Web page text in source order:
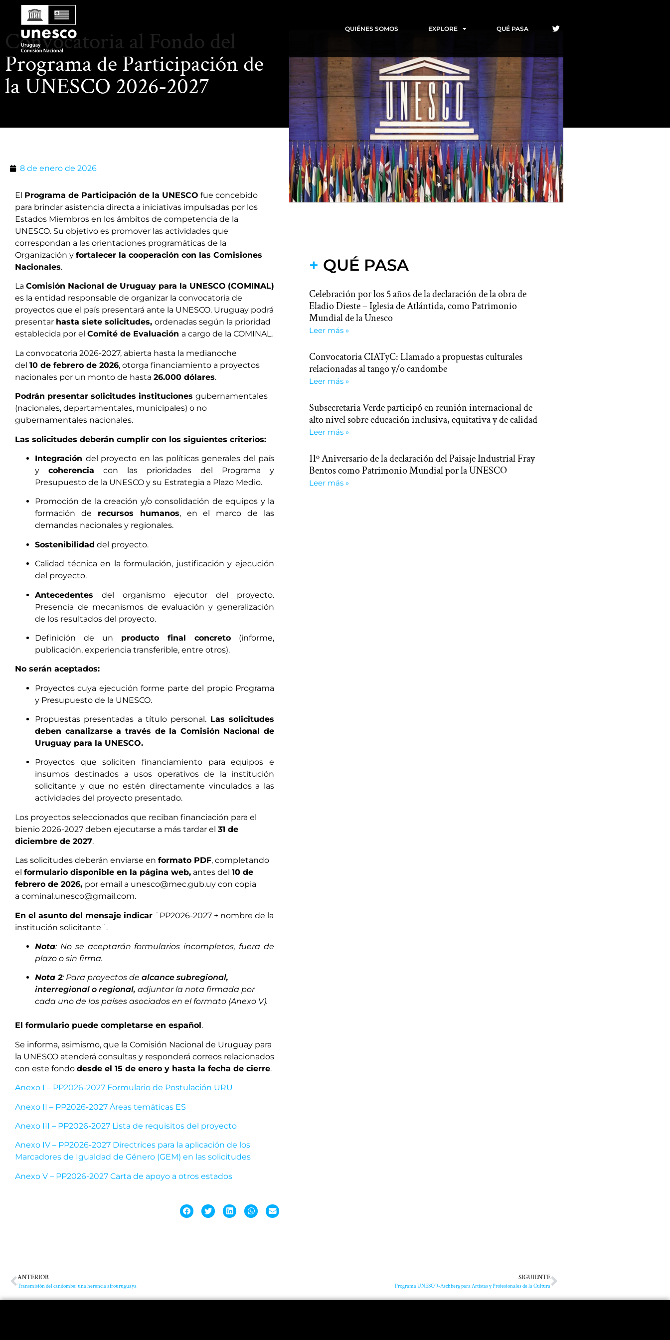
QUIÉNES SOMOS EXPLORE QUÉ PASA
Convocatoria al Fondo del
Programa de Participación de
la UNESCO 2026-2027
8 de enero de 2026
El Programa de Participación de la UNESCO fue concebido
para brindar asistencia directa a iniciativas impulsadas por los
Estados Miembros en los ámbitos de competencia de la
UNESCO. Su objetivo es promover las actividades que
correspondan a las orientaciones programáticas de la
Organización y fortalecer la cooperación con las Comisiones
Nacionales.
La Comisión Nacional de Uruguay para la UNESCO (COMINAL)
es la entidad responsable de organizar la convocatoria de
proyectos que el país presentará ante la UNESCO. Uruguay podrá
presentar hasta siete solicitudes, ordenadas según la prioridad
establecida por el Comité de Evaluación a cargo de la COMINAL.
La convocatoria 2026-2027, abierta hasta la medianoche
del 10 de febrero de 2026, otorga financiamiento a proyectos
nacionales por un monto de hasta 26.000 dólares.
Podrán presentar solicitudes instituciones gubernamentales
(nacionales, departamentales, municipales) o no
gubernamentales nacionales.
Las solicitudes deberán cumplir con los siguientes criterios:
Integración del proyecto en las políticas generales del país
y coherencia con las prioridades del Programa y
Presupuesto de la UNESCO y su Estrategia a Plazo Medio.
Promoción de la creación y/o consolidación de equipos y la
formación de recursos humanos, en el marco de las
demandas nacionales y regionales.
Sostenibilidad del proyecto.
Calidad técnica en la formulación, justificación y ejecución
del proyecto.
Antecedentes del organismo ejecutor del proyecto.
Presencia de mecanismos de evaluación y generalización
de los resultados del proyecto.
Definición de un producto final concreto (informe,
publicación, experiencia transferible, entre otros).
No serán aceptados:
Proyectos cuya ejecución forme parte del propio Programa
y Presupuesto de la UNESCO.
Propuestas presentadas a título personal. Las solicitudes
deben canalizarse a través de la Comisión Nacional de
Uruguay para la UNESCO.
Proyectos que soliciten financiamiento para equipos e
insumos destinados a usos operativos de la institución
solicitante y que no estén directamente vinculados a las
actividades del proyecto presentado.
Los proyectos seleccionados que reciban financiación para el
bienio 2026-2027 deben ejecutarse a más tardar el 31 de
diciembre de 2027.
Las solicitudes deberán enviarse en formato PDF, completando
el formulario disponible en la página web, antes del 10 de
febrero de 2026, por email a unesco@mec.gub.uy con copia
a cominal.unesco@gmail.com.
En el asunto del mensaje indicar ¨PP2026-2027 + nombre de la
institución solicitante¨.
Nota: No se aceptarán formularios incompletos, fuera de
plazo o sin firma.
Nota 2: Para proyectos de alcance subregional,
interregional o regional, adjuntar la nota firmada por
cada uno de los países asociados en el formato (Anexo V).
El formulario puede completarse en español.
Se informa, asimismo, que la Comisión Nacional de Uruguay para
la UNESCO atenderá consultas y responderá correos relacionados
con este fondo desde el 15 de enero y hasta la fecha de cierre.
Anexo I – PP2026-2027 Formulario de Postulación URU
Anexo II – PP2026-2027 Áreas temáticas ES
Anexo III – PP2026-2027 Lista de requisitos del proyecto
Anexo IV – PP2026-2027 Directrices para la aplicación de los
Marcadores de Igualdad de Género (GEM) en las solicitudes
Anexo V – PP2026-2027 Carta de apoyo a otros estados
+ QUÉ PASA
Celebración por los 5 años de la declaración de la obra de
Eladio Dieste – Iglesia de Atlántida, como Patrimonio
Mundial de la Unesco
Leer más »
Convocatoria CIATyC: Llamado a propuestas culturales
relacionadas al tango y/o candombe
Leer más »
Subsecretaria Verde participó en reunión internacional de
alto nivel sobre educación inclusiva, equitativa y de calidad
Leer más »
11º Aniversario de la declaración del Paisaje Industrial Fray
Bentos como Patrimonio Mundial por la UNESCO
Leer más »
ANTERIOR
Transmisión del candombe: una herencia afrouruguaya
SIGUIENTE
Programa UNESCO-Aschberg para Artistas y Profesionales de la Cultura